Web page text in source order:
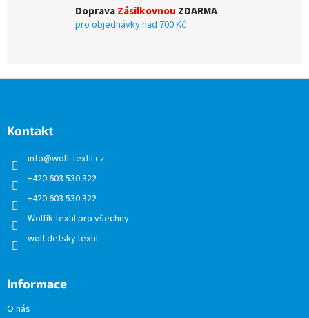
DopravaZásilkovnou ZDARMA
pro objednávky nad 700 Kč
Kontakt
info@wolf-textil.cz
+420 603 530 322
+420 603 530 322
Wolfík textil pro všechny
wolf.detsky.textil
Informace
O nás